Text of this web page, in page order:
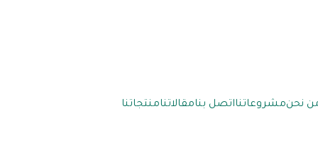
نحنمشروعاتنااتصل بنامقالاتنامنتجاتنا